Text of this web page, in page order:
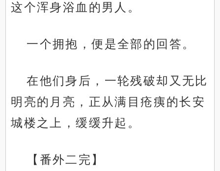
这个浑身浴血的男人。
一个拥抱，便是全部的回答。
在他们身后，一轮残破却又无比
明亮的月亮，正从满目疮痍的长安
城楼之上，缓缓升起。
【番外二完】